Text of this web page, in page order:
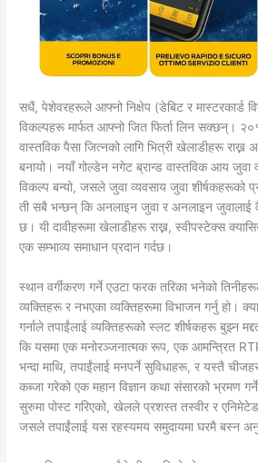
सधैं, पेशेवरहरूले आफ्नो निक्षेप (डेबिट र मास्टरकार्ड
विकल्पहरू मार्फत आफ्नो जित फिर्ता लिन सक्छन्।
वास्तविक पैसा जित्नको लागि भित्री खेलाडीहरू राख्न
बनायो। नयाँ गोल्डेन नगेट ब्रान्ड वास्तविक आय
विकल्प बन्यो, जसले जुवा व्यवसाय जुवा शीर्षकहरूको
ती सबै भन्छन् कि अनलाइन जुवा र अनलाइन जुवालाई
छ। यी दावीहरूमा खेलाडीहरू राख्न, स्वीपस्टेक्स
एक सम्भाव्य समाधान प्रदान गर्दछ।
स्थान वर्गीकरण गर्ने एउटा फरक तरिका भनेको
व्यक्तिहरू र नभएका व्यक्तिहरूमा विभाजन गर्नु हो।
गर्नाले तपाईंलाई व्यक्तिहरूको स्लट शीर्षकहरू बुझ्न
कि यसमा एक मनोरञ्जनात्मक रूप, एक आमन्त्रित
भन्दा माथि, तपाईंलाई मनपर्ने सुविधाहरू, र यस्तै
कब्जा गरेको एक महान विज्ञान कथा संसारको भ्रमण
सुरुमा पोस्ट गरिएको, खेलले प्रशस्त तस्वीर र एनिमेटेड
जसले तपाईंलाई यस रहस्यमय समुदायमा घरमै बस्न